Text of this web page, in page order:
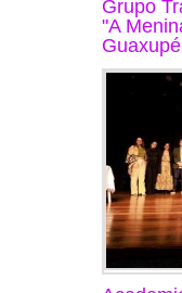
Grupo
"A